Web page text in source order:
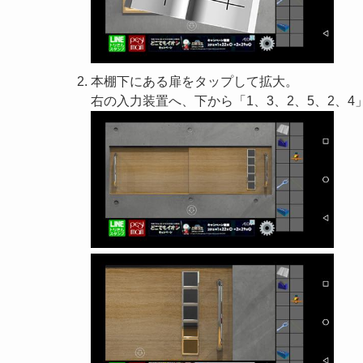
本棚下にある扉をタップして拡大。
右の入力装置へ、下から「1、3、2、5、2、4